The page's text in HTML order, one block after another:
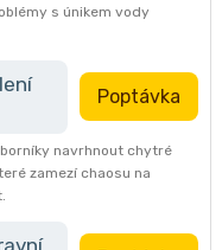
s únikem vody
Poptávka
navrhnout chytré
zamezí chaosu na